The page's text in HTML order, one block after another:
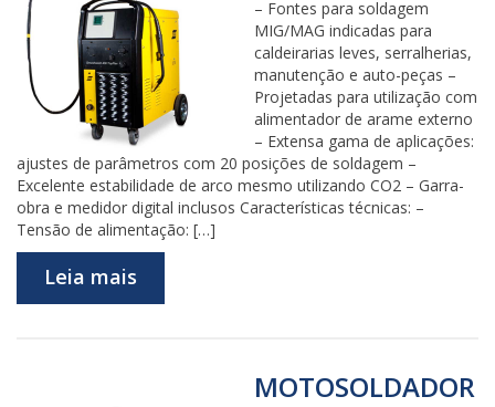
– Fontes para soldagem
MIG/MAG indicadas para
caldeirarias leves, serralherias,
manutenção e auto-peças –
Projetadas para utilização com
alimentador de arame externo
– Extensa gama de aplicações:
ajustes de parâmetros com 20 posições de soldagem –
Excelente estabilidade de arco mesmo utilizando CO2 – Garra-
obra e medidor digital inclusos Características técnicas: –
Tensão de alimentação: […]
Leia mais
MOTOSOLDADOR